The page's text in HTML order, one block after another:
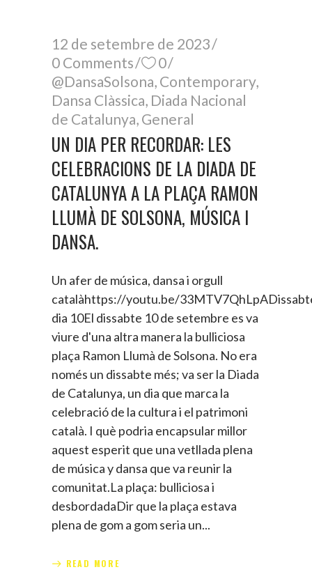
12 de setembre de 2023
0 Comments
0
@DansaSolsona, Contemporary,
Dansa Clàssica, Diada Nacional
de Catalunya, General
UN DIA PER RECORDAR: LES
CELEBRACIONS DE LA DIADA DE
CATALUNYA A LA PLAÇA RAMON
LLUMÀ DE SOLSONA, MÚSICA I
DANSA.
Un afer de música, dansa i orgull
catalàhttps://youtu.be/
dia 10El dissabte 10 de setembre es va
viure d'una altra manera la bulliciosa
plaça Ramon Llumà de Solsona. No era
només un dissabte més; va ser la Diada
de Catalunya, un dia que marca la
celebració de la cultura i el patrimoni
català. I què podria encapsular millor
aquest esperit que una vetllada plena
de música y dansa que va reunir la
comunitat.La plaça: bulliciosa i
desbordadaDir que la plaça estava
plena de gom a gom seria un
READ MORE